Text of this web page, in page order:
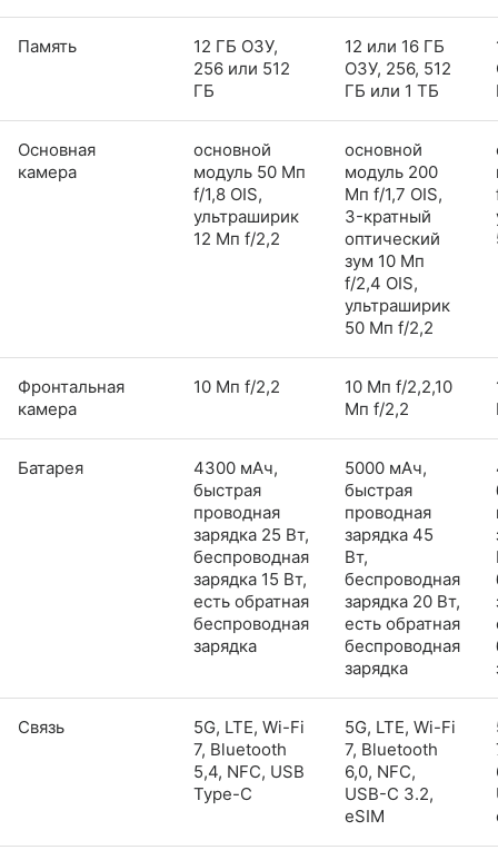
Память
12 ГБ ОЗУ,
256 или 512
ГБ
12 или 16 ГБ
ОЗУ, 256, 512
ГБ или 1 ТБ
Основная
камера
основной
модуль 50 Мп
f/1,8 OIS,
ультраширик
12 Мп f/2,2
основной
модуль 200
Мп f/1,7 OIS,
3-кратный
оптический
зум 10 Мп
f/2,4 OIS,
ультраширик
50 Мп f/2,2
Фронтальная
камера
10 Мп f/2,2
10 Мп f/2,2,10
Мп f/2,2
Батарея
4300 мАч,
быстрая
проводная
зарядка 25 Вт,
беспроводная
зарядка 15 Вт,
есть обратная
беспроводная
зарядка
5000 мАч,
быстрая
проводная
зарядка 45
Вт,
беспроводная
зарядка 20 Вт,
есть обратная
беспроводная
зарядка
Связь
5G, LTE, Wi-Fi
7, Bluetooth
5,4, NFC, USB
Type-C
5G, LTE, Wi-Fi
7, Bluetooth
6,0, NFC,
USB-C 3.2,
eSIM